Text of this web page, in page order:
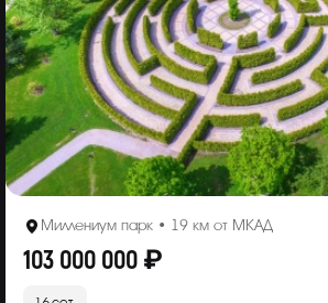
Миллениум парк • 19 км от МКАД
103 000 000 ₽